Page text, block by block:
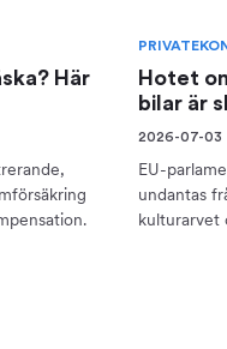
Här
Hotet
bilar är
2026-07-03
EU-
undantas
kulturarvet